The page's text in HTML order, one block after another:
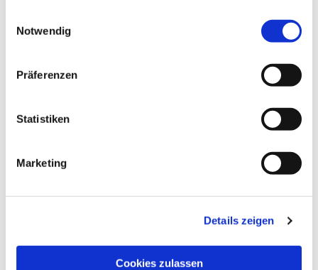
Notwendig
Präferenzen
Statistiken
Marketing
Details zeigen
Cookies zulassen
Dies könnte Sie auch